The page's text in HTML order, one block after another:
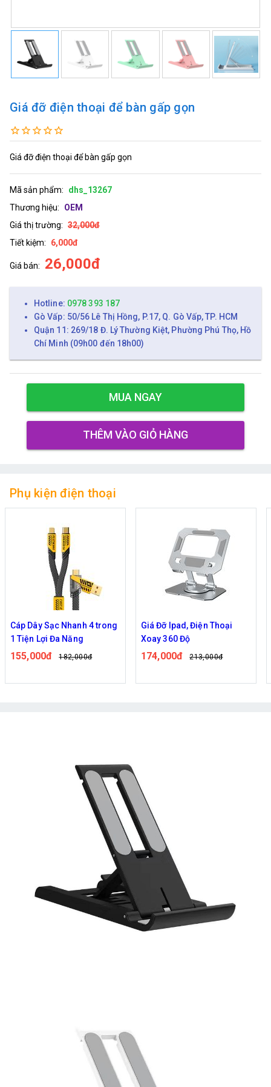
Giá đỡ điện thoại để bàn gấp gọn
Giá đỡ điện thoại để bàn gấp gọn
Mã sản phẩm:
dhs_13267
Thương hiệu:
OEM
Giá thị trường: 32,000đ
Tiết kiệm:
6,000đ
Giá bán: 26,000đ
Hotline: 0978 393 187
Gò Vấp: 50/56 Lê Thị Hồng, P.17, Q. Gò Vấp, TP. HCM
Quận 11: 269/18 Đ. Lý Thường Kiệt, Phường Phú Thọ, Hồ
Chí Minh (09h00 đến 18h00)
MUA NGAY
THÊM VÀO GIỎ HÀNG
Phụ kiện điện thoại
Cáp Dây Sạc Nhanh 4 trong
1 Tiện Lợi Đa Năng
155,000đ 182,000đ
Giá Đỡ Ipad, Điện Thoại
Xoay 360 Độ
174,000đ 213,000đ